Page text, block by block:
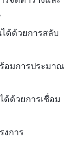
ด้ด้วยการสลับ
อมการประมาณ
ด้ด้วยการเชื่อม
งการ